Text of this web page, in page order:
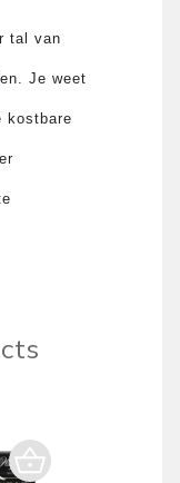
tal van
Je weet
kostbare